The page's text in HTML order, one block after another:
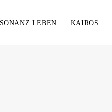
LEBEN KAIROS